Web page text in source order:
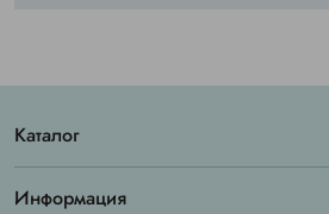
Каталог
Информация